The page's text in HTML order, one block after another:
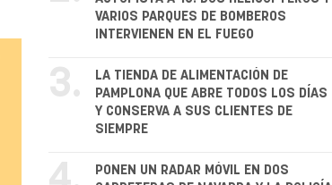
VARIOS PARQUES DE BOMBEROS
INTERVIENEN EN EL FUEGO
3.
LA TIENDA DE ALIMENTACIÓN DE
PAMPLONA QUE ABRE TODOS LOS DÍAS
Y CONSERVA A SUS CLIENTES DE
SIEMPRE
PONEN UN RADAR MÓVIL EN DOS